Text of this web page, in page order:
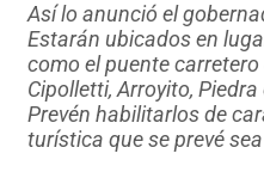
Así lo anunció el
Estarán ubicados en
como el puente
Cipolletti, Arroyito,
Prevén habilitarlos de
turística que se prevé